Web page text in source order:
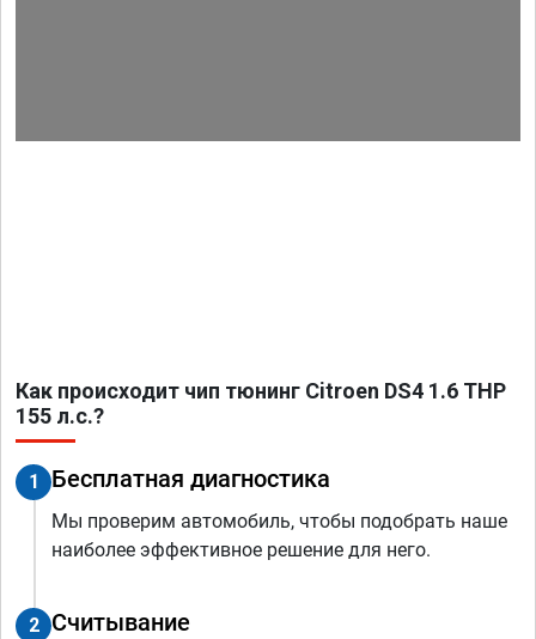
Как происходит чип тюнинг Citroen DS4 1.6 THP
155 л.с.?
1 Бесплатная диагностика
Мы проверим автомобиль, чтобы подобрать наше
наиболее эффективное решение для него.
2 Считывание